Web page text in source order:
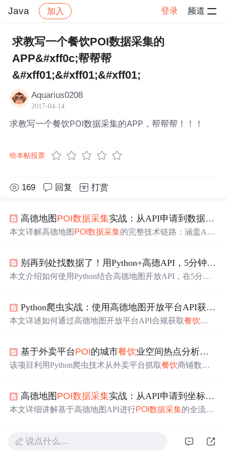
Java 加入 登录 频道
社区 Java 帖子详情
求教写一个餐饮POI数据采集的
APP&#xff0c;帮帮帮
&#xff01;&#xff01;&#xff01;
Aquarius0208
2017-04-14
求教写一个餐饮POI数据采集的APP，帮帮帮！！！
给本帖投票
169 回复 打赏
高德地图 POI数据采集实战：从API申请到数据清洗入库
本文详解高德地图 POI数据采集的完整技术链路：涵盖API
行政区划分区采集策略、GCJ-02到WGS-84坐标转换、JSO
N数据清洗及结构化处理，以及Excel与MySQL两种存储方
别再到处找数据了！用Python+高德API，5分钟搞定你所在城市的
本文介绍如何使用Python结合高德地图开放API，在5分钟
080900餐饮、060400便利店）、核心请求代码及多线程加
速方法，并强调数据更新时效性（周更）、免费配额（300
Python爬虫实战：使用高德地图开放平台API获取
本文详述如何通过高德地图开放平台API合规获取餐饮类
CJ-02坐标解析、SQLite持久化存储、Pandas数据清洗及Fol
ium交互式地理可视化全流程，并强调Robots协议遵守、频
基于外卖平台POI的城市餐饮业空间热点分析系统
该项目利用Python爬虫技术从外卖平台抓取餐饮商铺数
称词云、类型分布、价格与评分分析等功能，还运用百度
地图API绘制热力图展示商铺评分和价格的空间分布。
高德地图 POI数据采集实战：从API申请到坐标转换与存储
本文详细讲解基于高德地图API进行POI数据采集的全流
转换原理及Python实现；最后介绍Excel存储优化与Folium
说点什么…